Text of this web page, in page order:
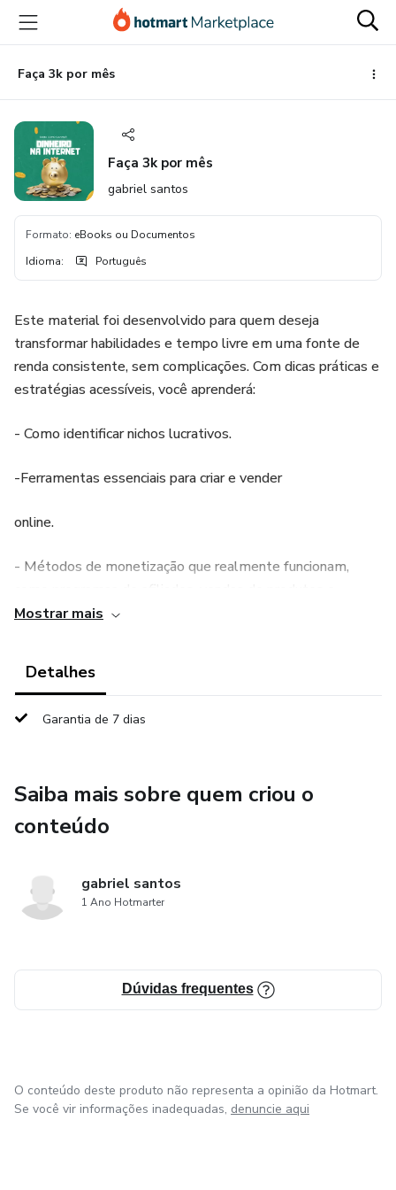
para
conteúdo
principal
para
pagamento
para
rodapé
Faça 3k por mês
Faça 3k por mês
gabriel santos
Formato: eBooks ou Documentos
Idioma: Português
Este material foi desenvolvido para quem deseja
transformar habilidades e tempo livre em uma fonte de
renda consistente, sem complicações. Com dicas práticas e
estratégias acessíveis, você aprenderá:
- Como identificar nichos lucrativos.
-Ferramentas essenciais para criar e vender
online.
- Métodos de monetização que realmente funcionam,
serviços.
marca nas redes sociais.
Mostrar mais
Detalhes
Garantia de 7 dias
Saiba mais sobre quem criou o
conteúdo
gabriel santos
1 Ano Hotmarter
Dúvidas frequentes
O conteúdo deste produto não representa a opinião da Hotmart.
Se você vir informações inadequadas, denuncie aqui